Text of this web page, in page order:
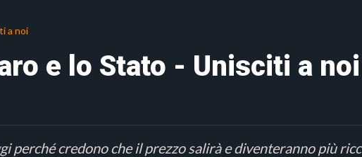
a noi
e lo Stato - Unisciti a noi
perché credono che il prezzo salirà e diventeranno più